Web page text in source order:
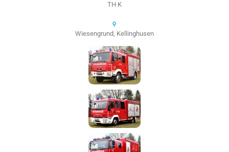
TH K
Wiesengrund, Kellinghusen